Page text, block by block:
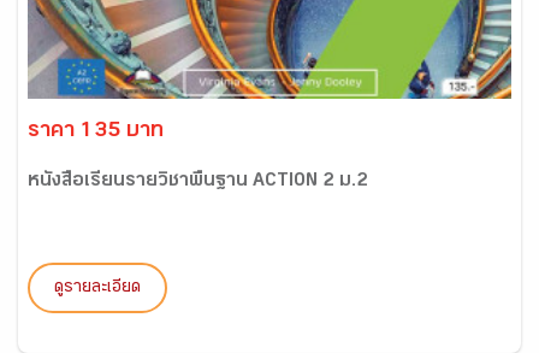
ราคา 135 บาท
หนังสือเรียนรายวิชาพื้นฐาน ACTION 2 ม.2
ดูรายละเอียด